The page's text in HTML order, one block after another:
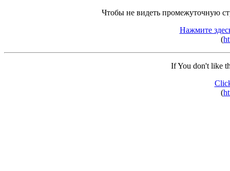
Чтобы не видеть промежуточную
Нажмите
(
If You don't like
(